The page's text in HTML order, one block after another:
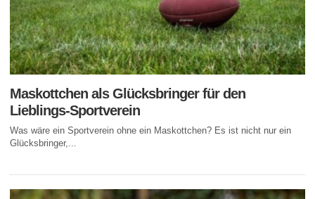
Maskottchen als Glücksbringer für den
Lieblings-Sportverein
Was wäre ein Sportverein ohne ein Maskottchen? Es ist nicht nur ein
Glücksbringer,...